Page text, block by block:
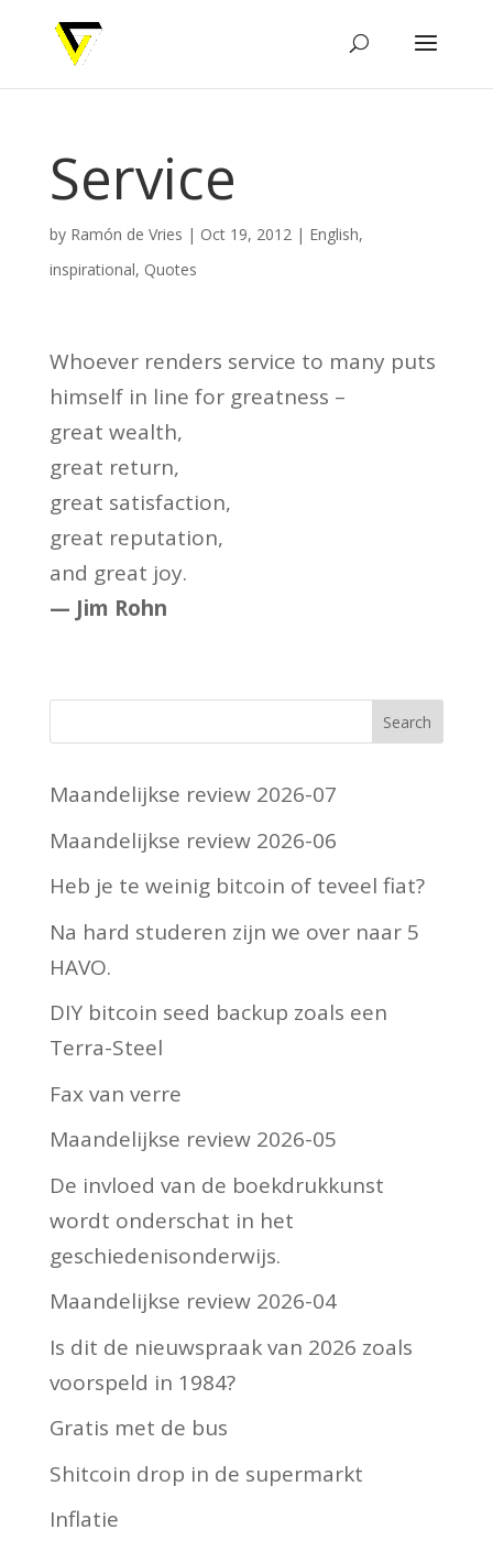
Service
by Ramón de Vries | Oct 19, 2012| English,
inspirational, Quotes
Whoever renders service to many puts
himself in line for greatness –
great wealth,
great return,
great satisfaction,
great reputation,
and great joy.
— Jim Rohn
Maandelijkse review 2026-07
Maandelijkse review 2026-06
Heb je te weinig bitcoin of teveel fiat?
Na hard studeren zijn we over naar 5
HAVO.
DIY bitcoin seed backup zoals een
Terra-Steel
Fax van verre
Maandelijkse review 2026-05
De invloed van de boekdrukkunst
wordt onderschat in het
geschiedenisonderwijs.
Maandelijkse review 2026-04
Is dit de nieuwspraak van 2026 zoals
voorspeld in 1984?
Gratis met de bus
Shitcoin drop in de supermarkt
Inflatie